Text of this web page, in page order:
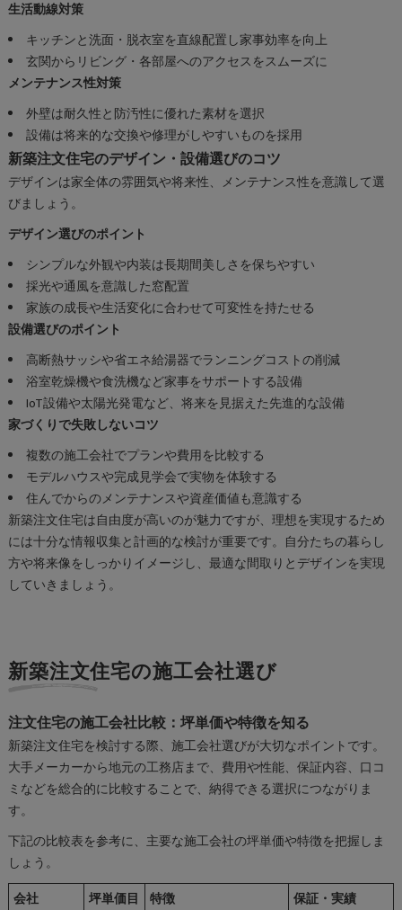
生活動線対策
キッチンと洗面・脱衣室を直線配置し家事効率を向上
玄関からリビング・各部屋へのアクセスをスムーズに
メンテナンス性対策
外壁は耐久性と防汚性に優れた素材を選択
設備は将来的な交換や修理がしやすいものを採用
新築注文住宅のデザイン・設備選びのコツ
デザインは家全体の雰囲気や将来性、メンテナンス性を意識して選
びましょう。
デザイン選びのポイント
シンプルな外観や内装は長期間美しさを保ちやすい
採光や通風を意識した窓配置
家族の成長や生活変化に合わせて可変性を持たせる
設備選びのポイント
高断熱サッシや省エネ給湯器でランニングコストの削減
浴室乾燥機や食洗機など家事をサポートする設備
IoT設備や太陽光発電など、将来を見据えた先進的な設備
家づくりで失敗しないコツ
複数の施工会社でプランや費用を比較する
モデルハウスや完成見学会で実物を体験する
住んでからのメンテナンスや資産価値も意識する
新築注文住宅は自由度が高いのが魅力ですが、理想を実現するため
には十分な情報収集と計画的な検討が重要です。自分たちの暮らし
方や将来像をしっかりイメージし、最適な間取りとデザインを実現
していきましょう。
新築注文住宅の施工会社選び
注文住宅の施工会社比較：坪単価や特徴を知る
新築注文住宅を検討する際、施工会社選びが大切なポイントです。
大手メーカーから地元の工務店まで、費用や性能、保証内容、口コ
ミなどを総合的に比較することで、納得できる選択につながりま
す。
下記の比較表を参考に、主要な施工会社の坪単価や特徴を把握しま
しょう。
会社
坪単価目 特徴 保証・実績